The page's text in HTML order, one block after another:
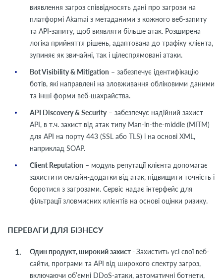
виявлення загроз співвідносять дані про загрози на
платформі Akamai з метаданими з кожного веб-запиту
та API-запиту, щоб виявляти більше атак. Розширена
логіка прийняття рішень, адаптована до трафіку клієнта,
зупиняє як звичайні, так і цілеспрямовані атаки.
Bot Visibility & Mitigation – забезпечує ідентифікацію
ботів, які направлені на зловживання обліковими даними
та інші форми веб-шахрайства.
API Discovery & Security– забезпечує надійний захист
API, в т.ч. захист від атак типу Man-in-the-middle (MITM)
для API на порту 443 (SSL або TLS) і на основі XML,
наприклад SOAP.
Client Reputation – модуль репутації клієнта допомагає
захистити онлайн-додатки від атак, підвищити точність і
боротися з загрозами. Сервіс надає інтерфейс для
фільтрації зловмисних клієнтів на основі оцінки ризику.
ПЕРЕВАГИ ДЛЯ БІЗНЕСУ
Один продукт, широкий захист -Захистить усі свої веб-
сайти, програми та API від широкого спектру загроз,
включаючи об’ємні DDoS-атаки, автоматичні ботнети,